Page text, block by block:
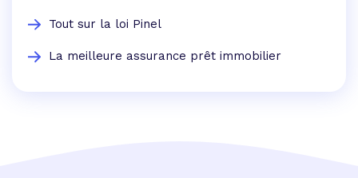
Tout sur la loi Pinel
La meilleure assurance prêt immobilier